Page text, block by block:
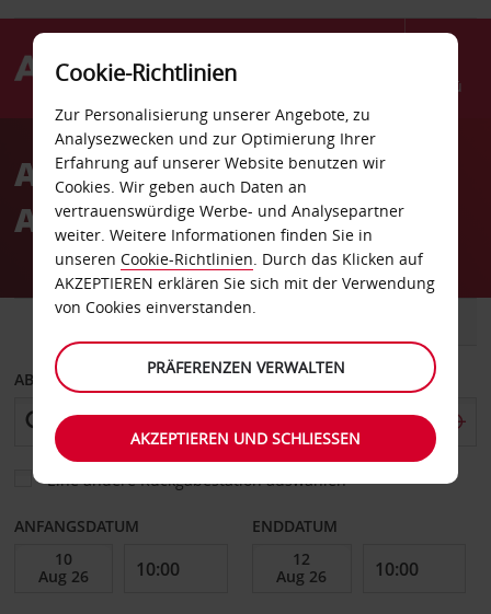
Menü
AvisAutovermietung Prince
Albert
ABHOLEN VON
Eine andere Rückgabestation auswählen
ANFANGSDATUM ENDDATUM
Cookie-Richtlinien
Zur Personalisierung unserer Angebote, zu
Analysezwecken und zur Optimierung Ihrer
Erfahrung auf unserer Website benutzen wir
Cookies. Wir geben auch Daten an
vertrauenswürdige Werbe- und Analysepartner
weiter. Weitere Informationen finden Sie in
unseren Cookie-Richtlinien. Durch das Klicken auf
AKZEPTIEREN erklären Sie sich mit der Verwendung
von Cookies einverstanden.
PRÄFERENZEN VERWALTEN
AKZEPTIEREN UND SCHLIESSEN